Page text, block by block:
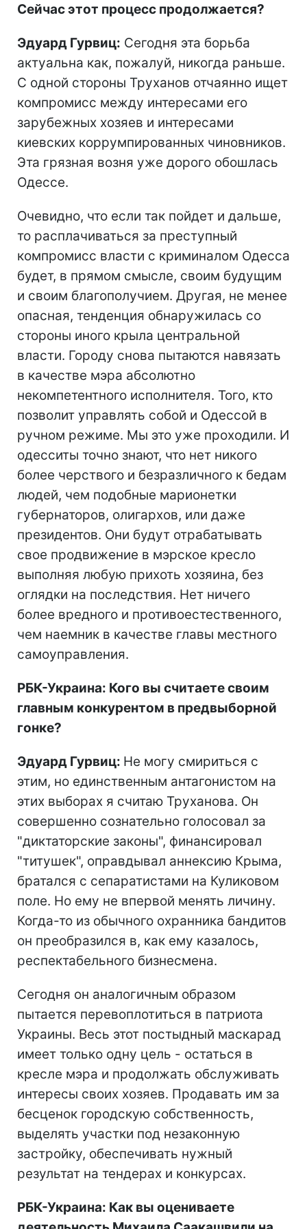
Сейчас этот процесс продолжается?
Эдуард Гурвиц: Сегодня эта борьба
актуальна как, пожалуй, никогда раньше.
С одной стороны Труханов отчаянно ищет
компромисс между интересами его
зарубежных хозяев и интересами
киевских коррумпированных чиновников.
Эта грязная возня уже дорого обошлась
Одессе.
Очевидно, что если так пойдет и дальше,
то расплачиваться за преступный
компромисс власти с криминалом Одесса
будет, в прямом смысле, своим будущим
и своим благополучием. Другая, не менее
опасная, тенденция обнаружилась со
стороны иного крыла центральной
власти. Городу снова пытаются навязать
в качестве мэра абсолютно
некомпетентного исполнителя. Того, кто
позволит управлять собой и Одессой в
ручном режиме. Мы это уже проходили. И
одесситы точно знают, что нет никого
более черствого и безразличного к бедам
людей, чем подобные марионетки
губернаторов, олигархов, или даже
президентов. Они будут отрабатывать
свое продвижение в мэрское кресло
выполняя любую прихоть хозяина, без
оглядки на последствия. Нет ничего
более вредного и противоестественного,
чем наемник в качестве главы местного
самоуправления.
РБК-Украина: Кого вы считаете своим
главным конкурентом в предвыборной
гонке?
Эдуард Гурвиц: Не могу смириться с
этим, но единственным антагонистом на
этих выборах я считаю Труханова. Он
совершенно сознательно голосовал за
"диктаторские законы", финансировал
"титушек", оправдывал аннексию Крыма,
братался с сепаратистами на Куликовом
поле. Но ему не впервой менять личину.
Когда-то из обычного охранника бандитов
он преобразился в, как ему казалось,
респектабельного бизнесмена.
Сегодня он аналогичным образом
пытается перевоплотиться в патриота
Украины. Весь этот постыдный маскарад
имеет только одну цель - остаться в
кресле мэра и продолжать обслуживать
интересы своих хозяев. Продавать им за
бесценок городскую собственность,
выделять участки под незаконную
застройку, обеспечивать нужный
результат на тендерах и конкурсах.
РБК-Украина: Как вы оцениваете